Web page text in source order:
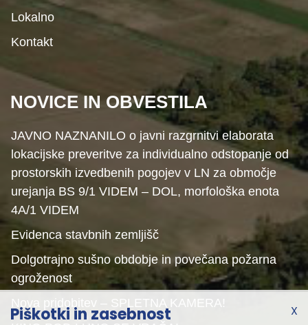
Lokalno
Kontakt
NOVICE IN OBVESTILA
JAVNO NAZNANILO o javni razgrnitvi elaborata
lokacijske preveritve za individualno odstopanje od
prostorskih izvedbenih pogojev v LN za območje
urejanja BS 9/1 VIDEM – DOL, morfološka enota
4A/1 VIDEM
Evidenca stavbnih zemljišč
Dolgotrajno sušno obdobje in povečana požarna
ogroženost
Nova pridobitev – SPLETNA KAMERA!
X
Piškotki in zasebnost